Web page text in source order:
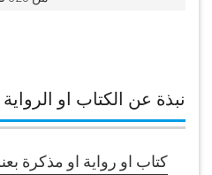
نبذة عن الكتاب او
كتاب او رواية او مذكرة